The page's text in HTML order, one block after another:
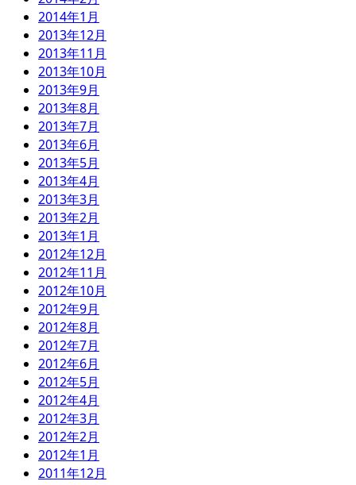
2014年1月
2013年12月
2013年11月
2013年10月
2013年9月
2013年8月
2013年7月
2013年6月
2013年5月
2013年4月
2013年3月
2013年2月
2013年1月
2012年12月
2012年11月
2012年10月
2012年9月
2012年8月
2012年7月
2012年6月
2012年5月
2012年4月
2012年3月
2012年2月
2012年1月
2011年12月